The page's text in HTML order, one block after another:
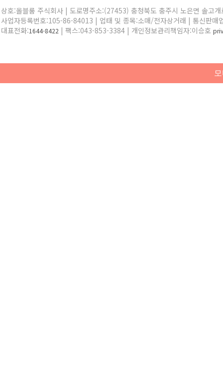
상호:올블룸 주식회사 | 도로명주소:(27453) 충청북도 충주시 노은면 솔고
사업자등록번호:105-86-84013 | 업태 및 종목:소매/전자상거래 | 통신판매
대표전화:1644-8422 | 팩스:043-853-3384 | 개인정보관리책임자:이승호